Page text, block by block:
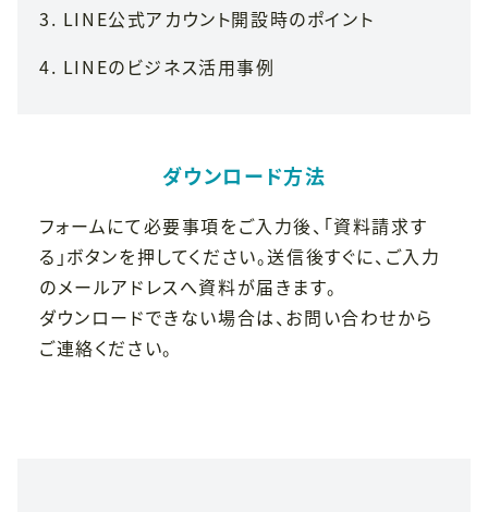
3. LINE公式アカウント開設時のポイント
4. LINEのビジネス活用事例
ダウンロード方法
フォームにて必要事項をご入力後、「資料請求す
る」ボタンを押してください。送信後すぐに、ご入力
のメールアドレスへ資料が届きます。
ダウンロードできない場合は、 お問い合わせから
ご連絡ください。